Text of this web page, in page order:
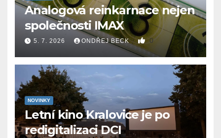
Analogová reinkarnace nejen
společnosti IMAX
5. 7. 2026 ONDŘEJ BECK 0
NOVINKY
Letní kino Kralovice je po
redigitalizaci DCI